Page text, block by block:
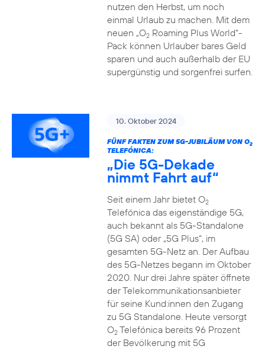
nutzen den Herbst, um noch
einmal Urlaub zu machen. Mit dem
neuen „O2Roaming Plus World“-
Pack können Urlauber bares Geld
sparen und auch außerhalb der EU
supergünstig und sorgenfrei surfen.
10. Oktober 2024
FÜNF FAKTEN ZUM 5G-JUBILÄUM VON O2
TELEFÓNICA:
„Die 5G-Dekade
nimmt Fahrt auf“
Seit einem Jahr bietet O2
Telefónica das eigenständige 5G,
auch bekannt als 5G-Standalone
(5G SA) oder „5G Plus“, im
gesamten 5G-Netz an. Der Aufbau
des 5G-Netzes begann im Oktober
2020. Nur drei Jahre später öffnete
der Telekommunikationsanbieter
für seine Kund:innen den Zugang
zu 5G Standalone. Heute versorgt
O2Telefónica bereits 96 Prozent
der Bevölkerung mit 5G